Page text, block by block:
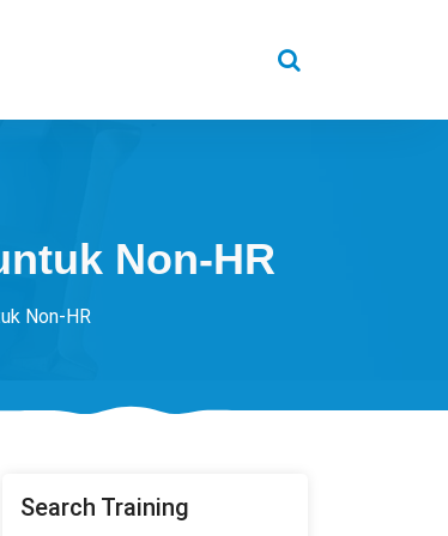
Non-HR
Non-HR
Search Training